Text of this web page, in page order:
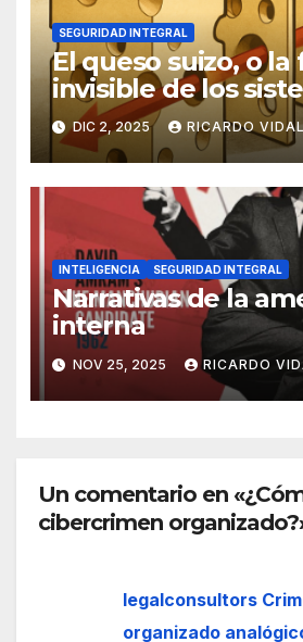
SEGURIDAD INTEGRAL
El queso suizo, o
invisible de los
DIC 2, 2025 RICARDO
INTELIGENCIA SEGURIDAD INTEGRAL
Narrativas de la
interna
NOV 25, 2025 RICARDO
Un comentario en
cibercrimen
legalconsultors
organizado